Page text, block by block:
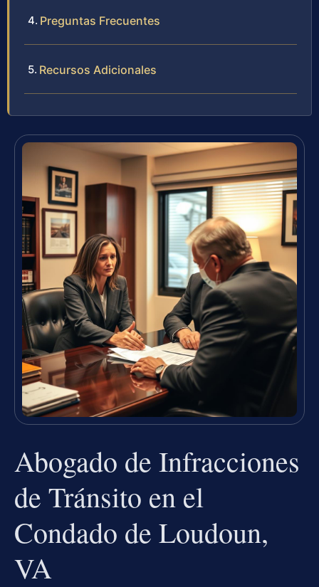
Preguntas Frecuentes
Recursos Adicionales
Abogado de Infracciones
de Tránsito en el
Condado de Loudoun,
VA